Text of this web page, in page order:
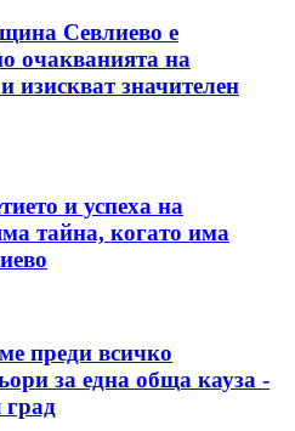
Севлиево е
очакванията на
изискват значителен
и успеха на
тайна, когато има
преди всичко
за една обща кауза -